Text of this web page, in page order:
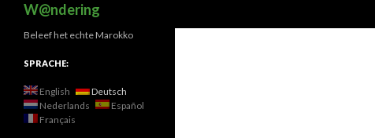
W@ndering
Beleef het echte Marokko
SPRACHE:
English
Deutsch
Nederlands
Español
Français